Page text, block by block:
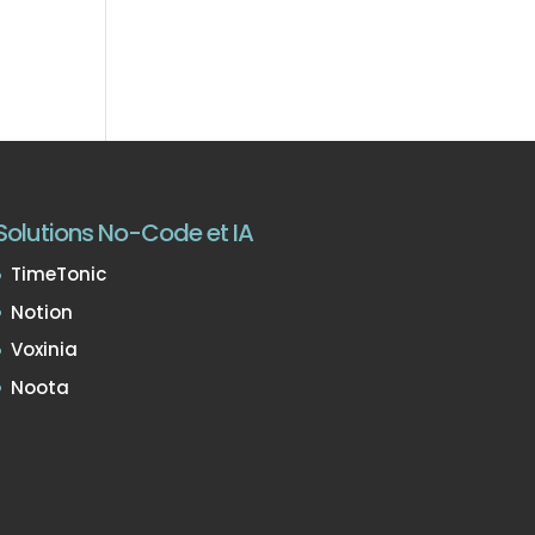
No-Code et IA
TimeTonic
Notion
Voxinia
Noota